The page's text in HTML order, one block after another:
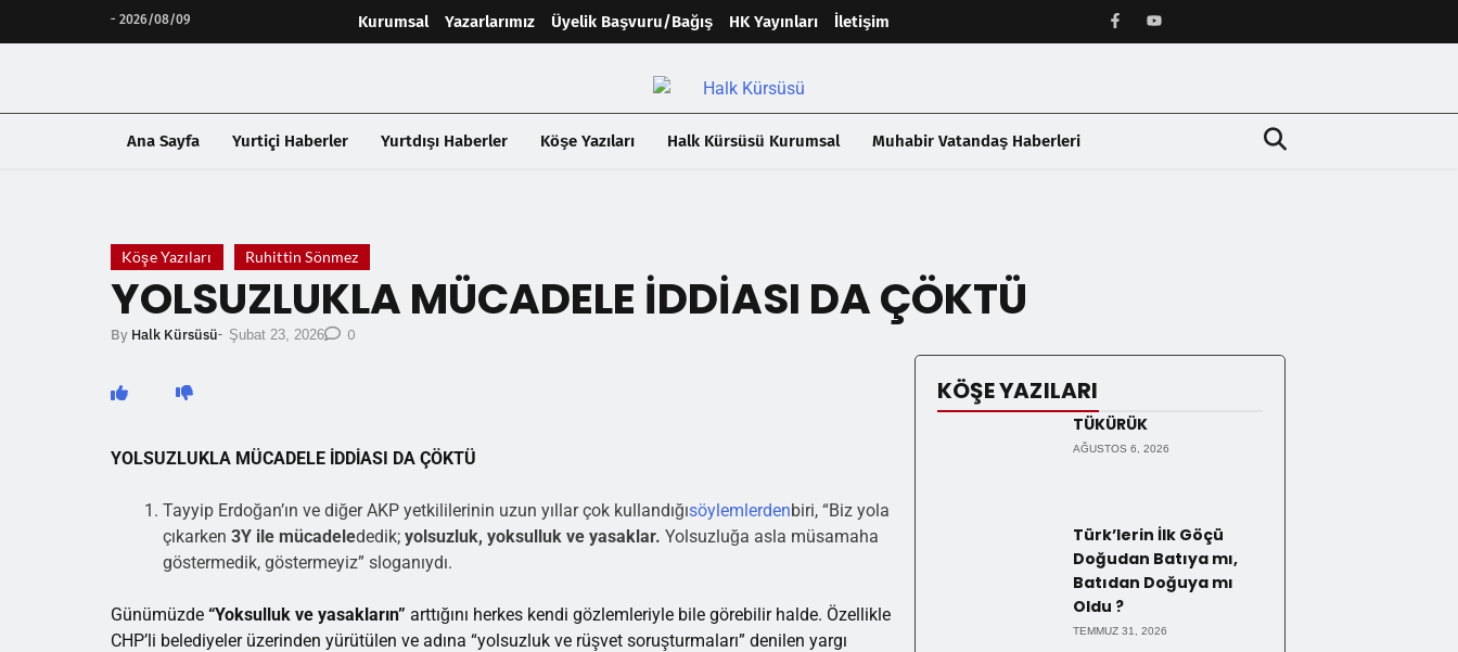
- 2026/08/09 Kurumsal Yazarlarımız Üyelik Başvuru/Bağış HK Yayınları İletişim
Ana Sayfa Yurtiçi Haberler Yurtdışı Haberler Köşe Yazıları Halk Kürsüsü Kurumsal Muhabir Vatandaş Haberleri
Köşe Yazıları Ruhittin Sönmez
YOLSUZLUKLA MÜCADELE İDDİASI DA ÇÖKTÜ
By Halk Kürsüsü- Şubat 23, 2026 0
YOLSUZLUKLA MÜCADELE İDDİASI DA ÇÖKTÜ
Tayyip Erdoğan’ın ve diğer AKP yetkililerinin uzun yıllar çok kullandığısöylemlerdenbiri, “Biz yola
çıkarken 3Y ile mücadelededik; yolsuzluk, yoksulluk ve yasaklar. Yolsuzluğa asla müsamaha
göstermedik, göstermeyiz” sloganıydı.
Günümüzde “Yoksulluk ve yasakların” arttığını herkes kendi gözlemleriyle bile görebilir halde. Özellikle
CHP’li belediyeler üzerinden yürütülen ve adına “yolsuzluk ve rüşvet soruşturmaları” denilen yargı
KÖŞE YAZILARI
TÜKÜRÜK
AĞUSTOS 6, 2026
Türk’lerin İlk Göçü
Doğudan Batıya mı,
Batıdan Doğuya mı
Oldu ?
TEMMUZ 31, 2026